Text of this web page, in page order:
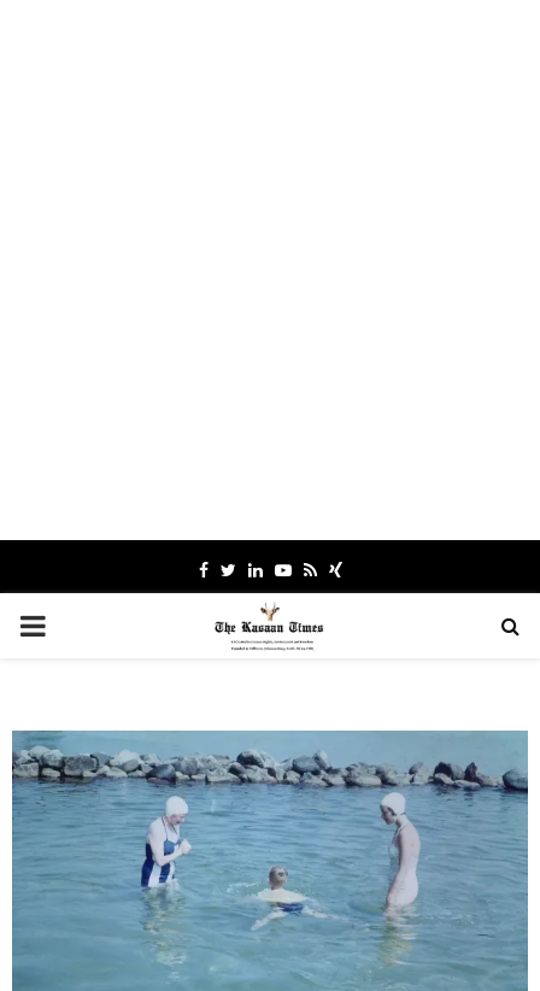
Facebook
TwitterLinkedinYoutube
RssXing
PRIMARY